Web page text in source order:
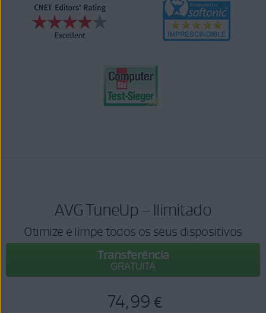
AVG TuneUp – Ilimitado
Otimize e limpe todos os seus dispositivos
Transferência
GRATUITA
74,99 €